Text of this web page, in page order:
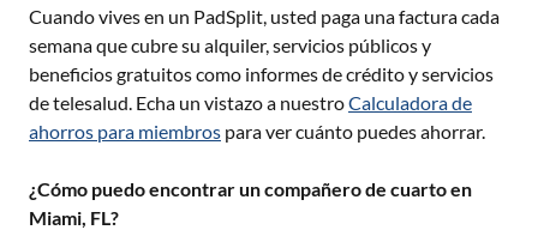
Cuando vives en un PadSplit, usted paga una factura cada
semana que cubre su alquiler, servicios públicos y
beneficios gratuitos como informes de crédito y servicios
de telesalud. Echa un vistazo a nuestroCalculadora de
ahorros para miembros para ver cuánto puedes ahorrar.
¿Cómo puedo encontrar un compañero de cuarto en
Miami, FL?